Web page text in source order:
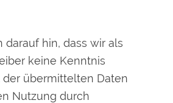
darauf hin, dass wir als
keine Kenntnis
übermittelten Daten
Nutzung durch